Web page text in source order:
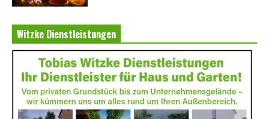
Witzke Dienstleistungen